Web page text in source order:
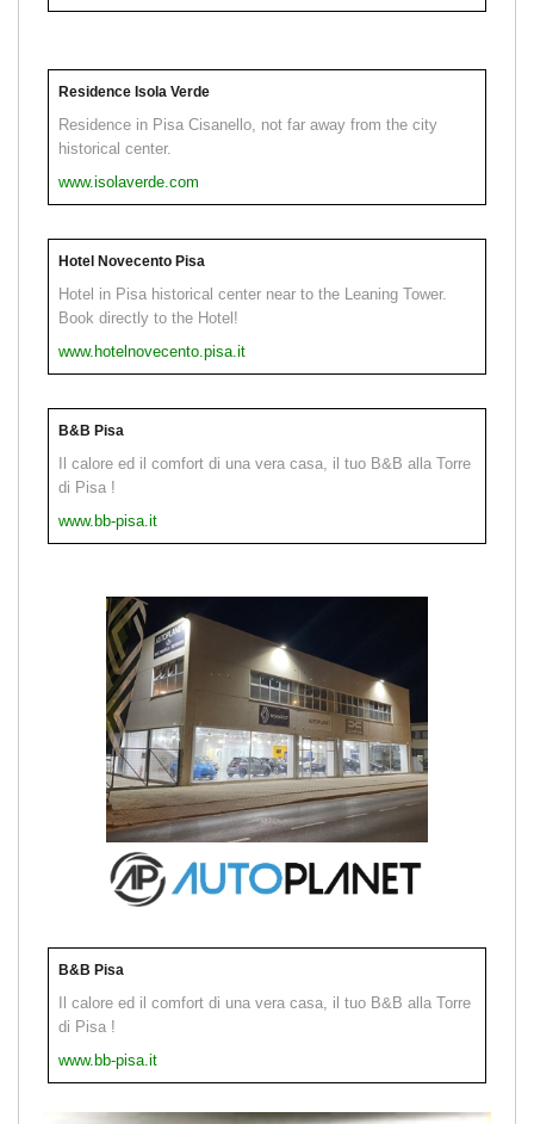
Residence Isola Verde
Residence in Pisa Cisanello, not far away from the city
historical center.
www.isolaverde.com
Hotel Novecento Pisa
Hotel in Pisa historical center near to the Leaning Tower.
Book directly to the Hotel!
www.hotelnovecento.pisa.it
B&B Pisa
Il calore ed il comfort di una vera casa, il tuo B&B alla Torre
di Pisa !
www.bb-pisa.it
B&B Pisa
Il calore ed il comfort di una vera casa, il tuo B&B alla Torre
di Pisa !
www.bb-pisa.it